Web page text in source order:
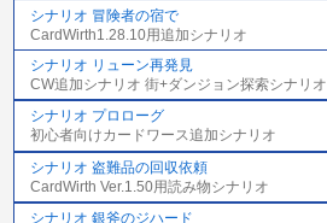
シナリオ 冒険者の宿で
CardWirth1.28.10用追加シナリオ
シナリオ リューン再発見
CW追加シナリオ 街+ダンジョン探索シナリオ
シナリオ プロローグ
初心者向けカードワース追加シナリオ
シナリオ 盗難品の回収依頼
CardWirth Ver.1.50用読み物シナリオ
シナリオ 銀斧のジハード